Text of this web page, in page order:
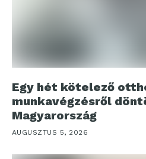
Egy hét kötelező
munkavégzésről
Magyarország
AUGUSZTUS 5, 2026